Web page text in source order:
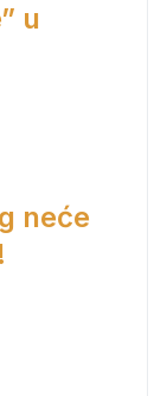
u
neće